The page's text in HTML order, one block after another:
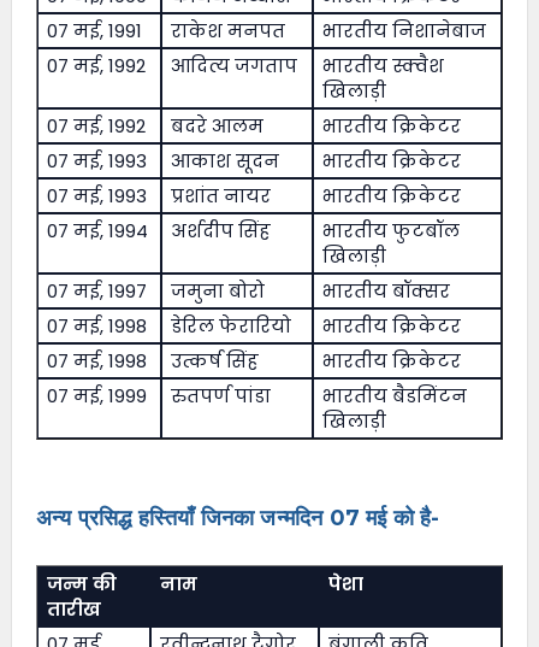
07 मई, 1991
राकेश मनपत
भारतीय निशानेबाज
07 मई, 1992
आदित्य जगताप
भारतीय स्क्वैश
खिलाड़ी
07 मई, 1992
बदरे आलम
भारतीय क्रिकेटर
07 मई, 1993
आकाश सूदन
भारतीय क्रिकेटर
07 मई, 1993
प्रशांत नायर
भारतीय क्रिकेटर
07 मई, 1994
अर्शदीप सिंह
भारतीय फुटबॉल
खिलाड़ी
07 मई, 1997
जमुना बोरो
भारतीय बॉक्सर
07 मई, 1998
डेरिल फेरारियो
भारतीय क्रिकेटर
07 मई, 1998
उत्कर्ष सिंह
भारतीय क्रिकेटर
07 मई, 1999
रुतपर्ण पांडा
भारतीय बैडमिंटन
खिलाड़ी
अन्य प्रसिद्ध हस्तियाँ जिनका जन्मदिन 07 मई को है-
जन्म की
तारीख
नाम पेशा